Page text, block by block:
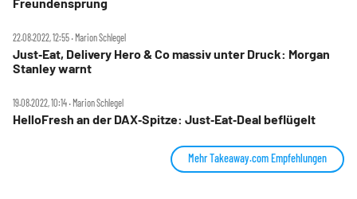
22.08.2022, 12:55 ‧ Marion Schlegel
Just‑Eat, Delivery Hero & Co massiv unter Druck: Morgan
Stanley warnt
19.08.2022, 10:14 ‧ Marion Schlegel
HelloFresh an der DAX‑Spitze: Just‑Eat‑Deal beflügelt
Mehr Takeaway.com Empfehlungen